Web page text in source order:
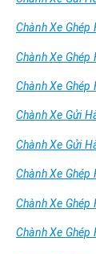
Chành Xe Ghép
Chành Xe Ghép
Chành Xe Ghép
Chành Xe Gửi
Chành Xe Gửi
Chành Xe
Chành Xe
Chành Xe